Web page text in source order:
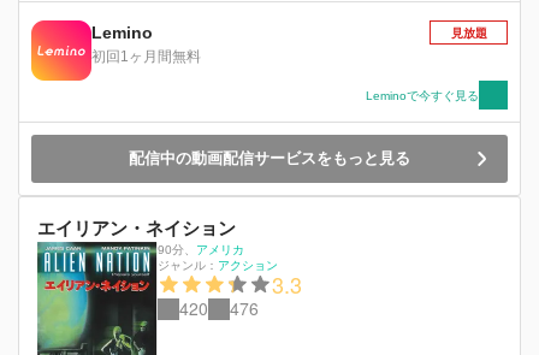
は、いつしか得体のしれない＜ナニカ＞に追いつ
められていく。
Lemino
初回1ヶ月間無料
見放題
Leminoで今すぐ見る
配信中の動画配信サービスをもっと見る
エイリアン・ネイション
90分
アメリカ
ジャンル： アクション
3.3
420 476